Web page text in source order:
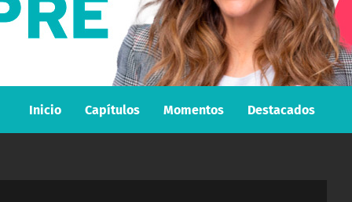
Inicio Capítulos Momentos Destacados